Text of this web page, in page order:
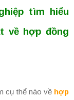
tìm hiểu
về hợp đồng
cụ thể nào về hợp